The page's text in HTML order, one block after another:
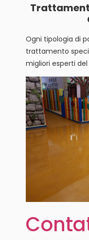
Ogni tipologia di
trattamento
migliori esperti